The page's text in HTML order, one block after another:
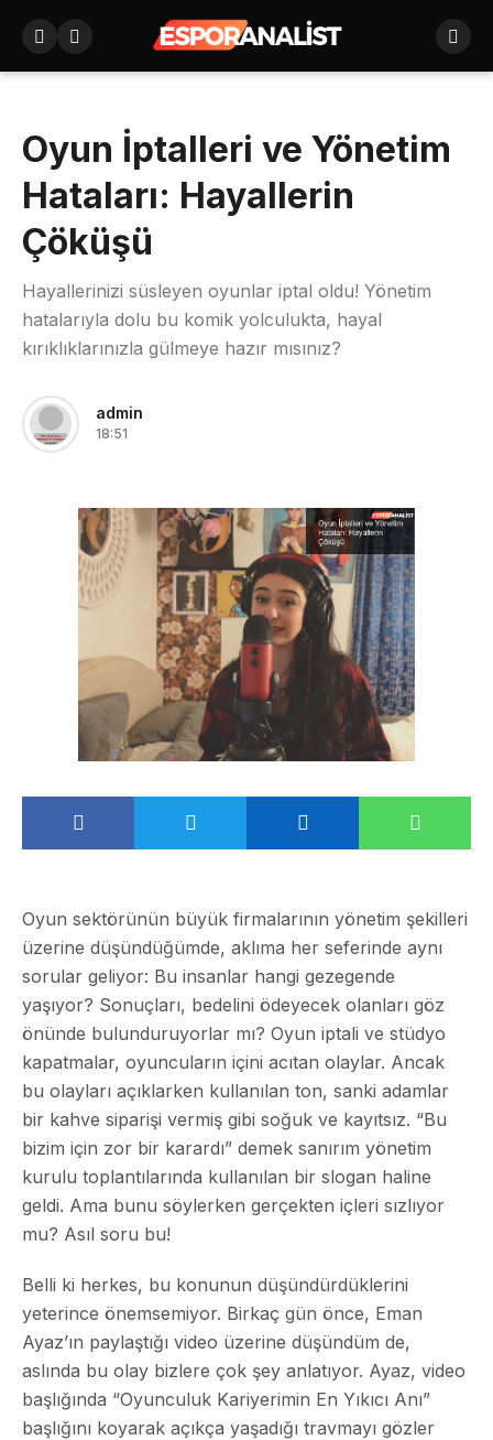
Oyun İptalleri ve Yönetim
Hataları: Hayallerin
Çöküşü
Hayallerinizi süsleyen oyunlar iptal oldu! Yönetim
hatalarıyla dolu bu komik yolculukta, hayal
kırıklıklarınızla gülmeye hazır mısınız?
admin
18:51
Oyun sektörünün büyük firmalarının yönetim şekilleri
üzerine düşündüğümde, aklıma her seferinde aynı
sorular geliyor: Bu insanlar hangi gezegende
yaşıyor? Sonuçları, bedelini ödeyecek olanları göz
önünde bulunduruyorlar mı? Oyun iptali ve stüdyo
kapatmalar, oyuncuların içini acıtan olaylar. Ancak
bu olayları açıklarken kullanılan ton, sanki adamlar
bir kahve siparişi vermiş gibi soğuk ve kayıtsız. “Bu
bizim için zor bir karardı” demek sanırım yönetim
kurulu toplantılarında kullanılan bir slogan haline
geldi. Ama bunu söylerken gerçekten içleri sızlıyor
mu? Asıl soru bu!
Belli ki herkes, bu konunun düşündürdüklerini
yeterince önemsemiyor. Birkaç gün önce, Eman
Ayaz’ın paylaştığı video üzerine düşündüm de,
aslında bu olay bizlere çok şey anlatıyor. Ayaz, video
başlığında “Oyunculuk Kariyerimin En Yıkıcı Anı”
başlığını koyarak açıkça yaşadığı travmayı gözler